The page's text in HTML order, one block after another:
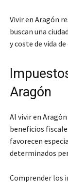
Vivir en Aragón
buscan una
y coste de vida
Aragón
Al vivir en
beneficios
favorecen
determinados
Comprender los